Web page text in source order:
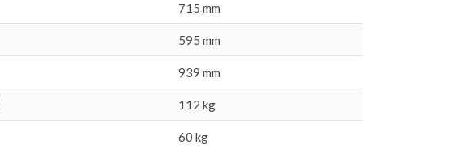
715 mm
595 mm
939 mm
112 kg
60 kg